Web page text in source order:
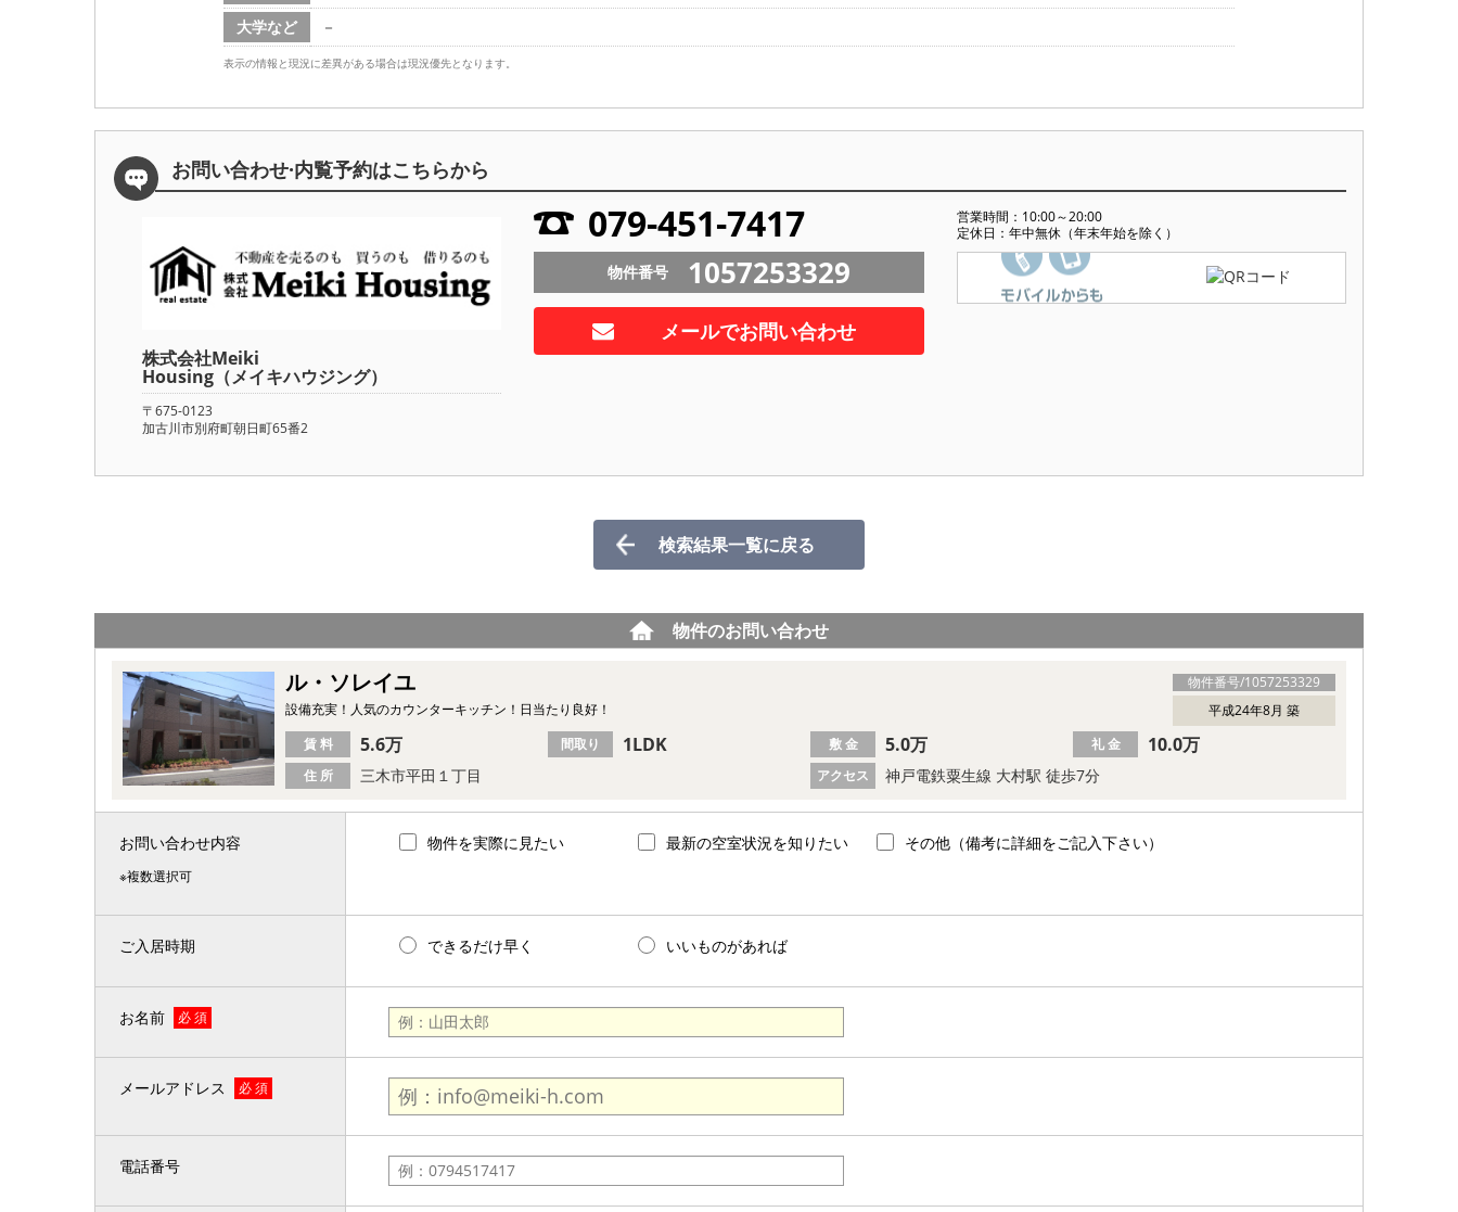
大学など
－
表示の情報と現況に差異がある場合は現況優先となります。
お問い合わせ·内覧予約はこちらから
株式会社Meiki
Housing（メイキハウジング）
〒675-0123
加古川市別府町朝日町65番2
079-451-7417
営業時間：10:00～20:00
定休日：年中無休（年末年始を除く）
物件番号 1057253329
メールでお問い合わせ
検索結果一覧に戻る
物件のお問い合わせ
物件番号/1057253329
ル・ソレイユ
平成24年8月 築
設備充実！人気のカウンターキッチン！日当たり良好！
住 所 三木市平田１丁目 アクセス 神戸電鉄粟生線 大村駅 徒歩7分
賃 料 5.6万 間取り 1LDK 敷 金 5.0万 礼 金 10.0万
お問い合わせ内容
※複数選択可
物件を実際に見たい 最新の空室状況を知りたい その他（備考に詳細をご記入下さい）
ご入居時期 できるだけ早く いいものがあれば
お名前 必 須
メールアドレス 必 須
電話番号